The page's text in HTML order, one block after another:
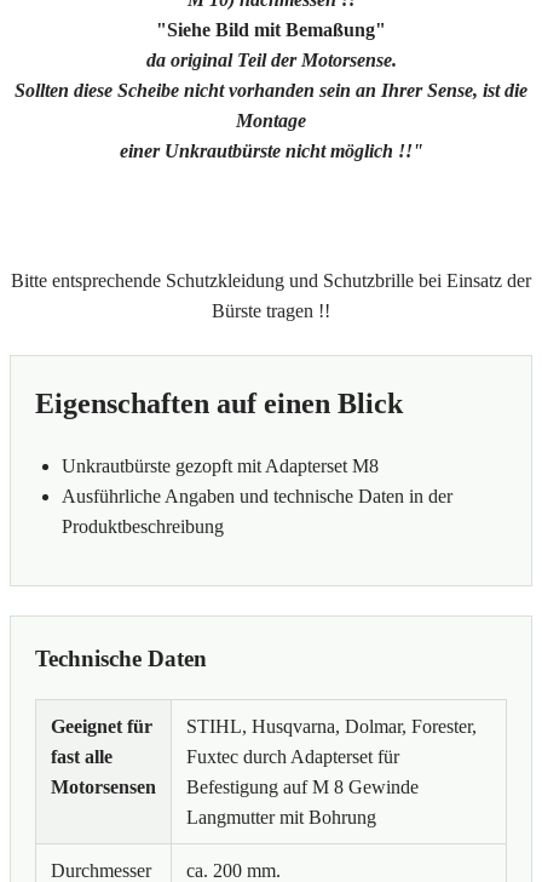
"Siehe Bild mit Bemaßung"
da original Teil der Motorsense.
Sollten diese Scheibe nicht vorhanden sein an Ihrer Sense, ist die
Montage
einer Unkrautbürste nicht möglich !!"
Bitte entsprechende Schutzkleidung und Schutzbrille bei Einsatz der
Bürste tragen !!
Eigenschaften auf einen Blick
Unkrautbürste gezopft mit Adapterset M8
Ausführliche Angaben und technische Daten in der
Produktbeschreibung
Technische Daten
Geeignet für
fast alle
Motorsensen
STIHL, Husqvarna, Dolmar, Forester,
Fuxtec durch Adapterset für
Befestigung auf M 8 Gewinde
Langmutter mit Bohrung
Durchmesser
ca. 200 mm.